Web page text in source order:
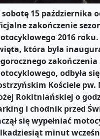
sobotę 15 października
zakończenie
2016 roku.
która była
zakończenia
odbyła
Kościele pw.
Rokitniańskiej o
i chodnik przed
się wypełniać
minut